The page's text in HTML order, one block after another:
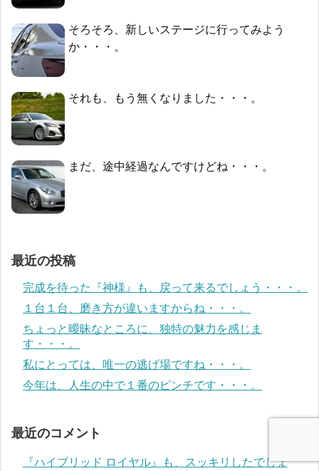
そろそろ、新しいステージに行ってみよう
か・・・。
それも、もう無くなりました・・・。
まだ、途中経過なんですけどね・・・。
最近の投稿
完成を待った『神様』も、戻って来るでしょう・・・。
１台１台、磨き方が違いますからね・・・。
ちょっと曖昧なところに、独特の魅力を感じま
す・・・。
私にとっては、唯一の逃げ場ですね・・・。
今年は、人生の中で１番のピンチです・・・。
最近のコメント
『ハイブリッド ロイヤル』も、スッキリしたでしょ